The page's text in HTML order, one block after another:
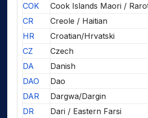
COK
Cook Islands Maori /
CR
Creole / Haitian
HR
Croatian/Hrvatski
CZ
Czech
DA
Danish
DAO
Dao
DAR
Dargwa/Dargin
DR
Dari / Eastern Farsi